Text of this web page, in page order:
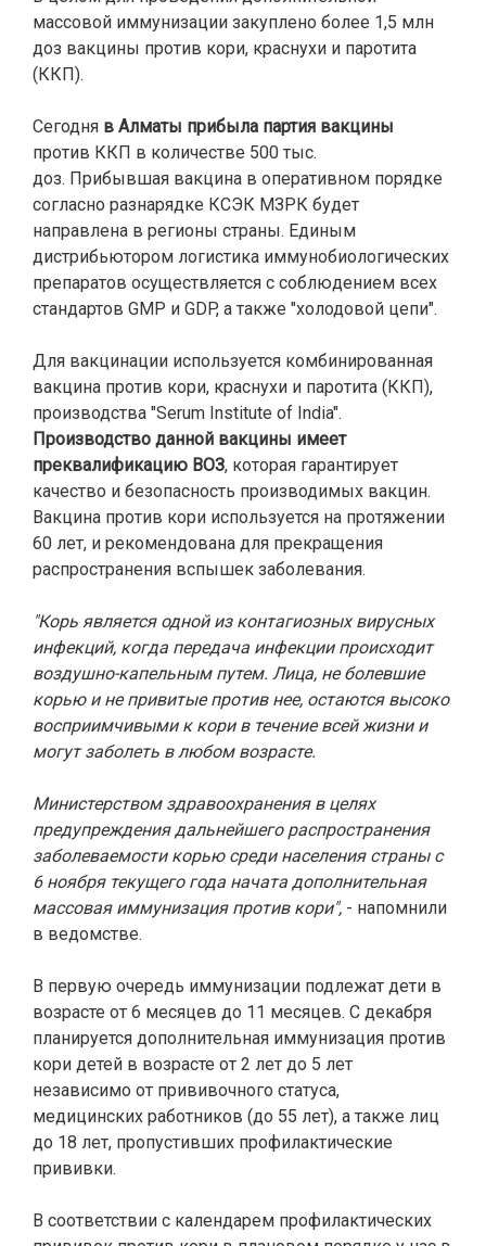
массовой иммунизации закуплено более 1,5 млн
доз вакцины против кори, краснухи и паротита
(ККП).
Сегодня в Алматы прибыла партия вакцины
против ККП в количестве 500 тыс.
доз. Прибывшая вакцина в оперативном порядке
согласно разнарядке КСЭК МЗРК будет
направлена в регионы страны. Единым
дистрибьютором логистика иммунобиологических
препаратов осуществляется с соблюдением всех
стандартов GMP и GDP, а также "холодовой цепи".
Для вакцинации используется комбинированная
вакцина против кори, краснухи и паротита (ККП),
производства "Serum Institute of India".
Производство данной вакцины имеет
преквалификацию ВОЗ, которая гарантирует
качество и безопасность производимых вакцин.
Вакцина против кори используется на протяжении
60 лет, и рекомендована для прекращения
распространения вспышек заболевания.
"Корь является одной из контагиозных вирусных
инфекций, когда передача инфекции происходит
воздушно-капельным путем. Лица, не болевшие
корью и не привитые против нее, остаются высоко
восприимчивыми к кори в течение всей жизни и
могут заболеть в любом возрасте.
Министерством здравоохранения в целях
предупреждения дальнейшего распространения
заболеваемости корью среди населения страны с
6 ноября текущего года начата дополнительная
массовая иммунизация против кори", - напомнили
в ведомстве.
В первую очередь иммунизации подлежат дети в
возрасте от 6 месяцев до 11 месяцев. С декабря
планируется дополнительная иммунизация против
кори детей в возрасте от 2 лет до 5 лет
независимо от прививочного статуса,
медицинских работников (до 55 лет), а также лиц
до 18 лет, пропустивших профилактические
прививки.
В соответствии с календарем профилактических